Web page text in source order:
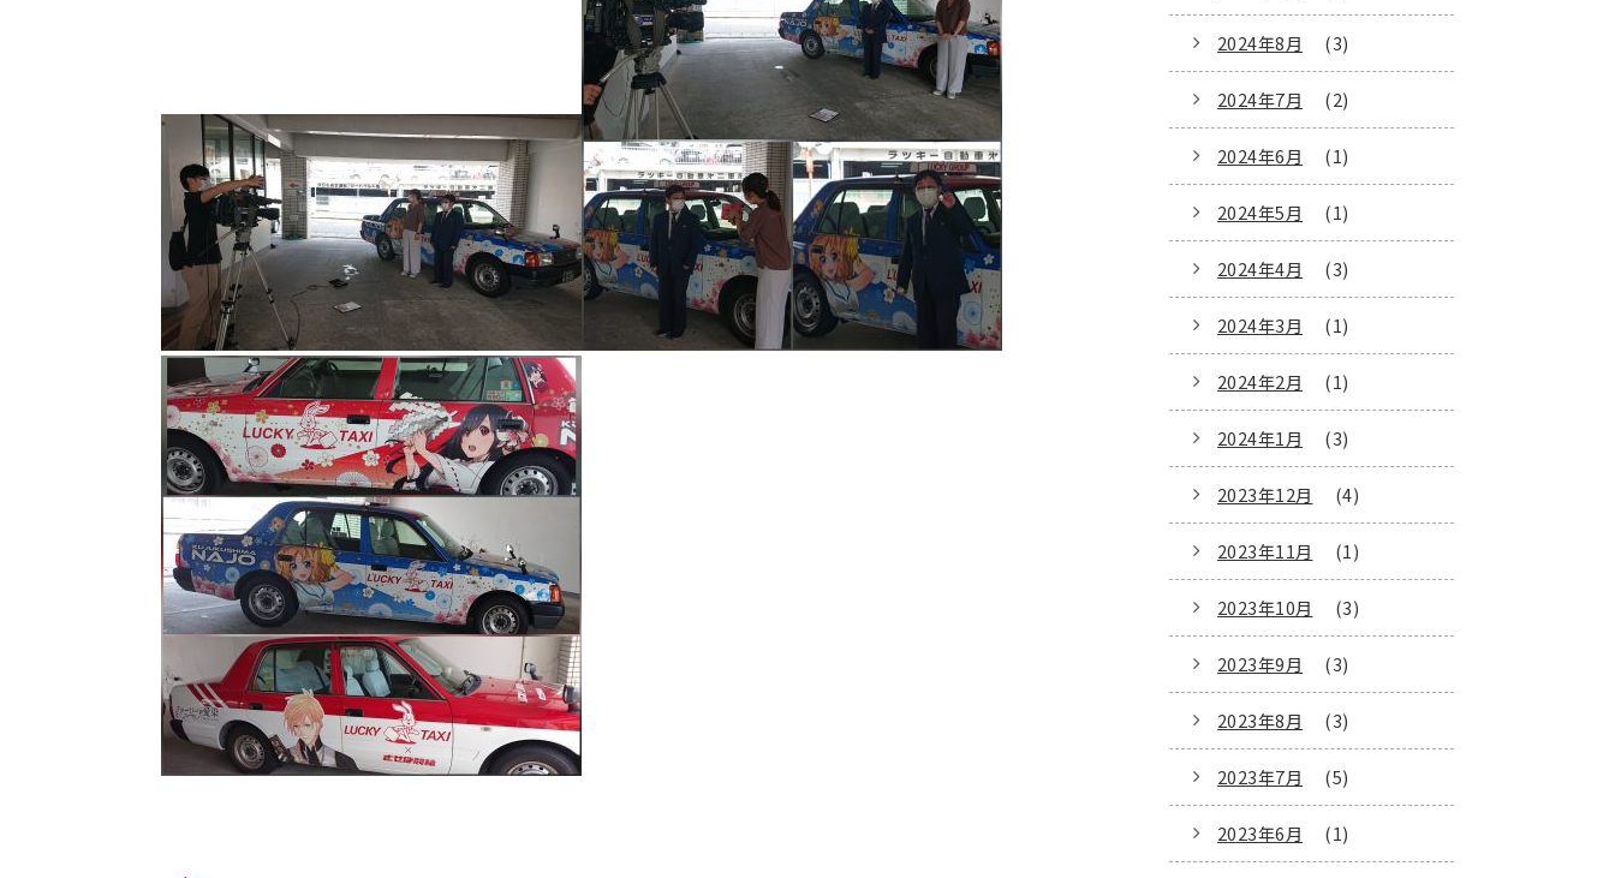
2024年8月 (3)
2024年7月 (2)
2024年6月 (1)
2024年5月 (1)
2024年4月 (3)
2024年3月 (1)
2024年2月 (1)
2024年1月 (3)
2023年12月 (4)
2023年11月 (1)
2023年10月 (3)
2023年9月 (3)
2023年8月 (3)
2023年7月 (5)
2023年6月 (1)